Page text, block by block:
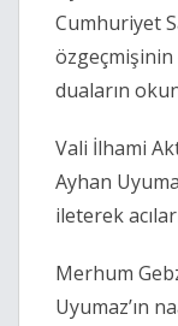
Cumhuriyet
özgeçmişinin
duaların
Vali İlhami
Ayhan
ileterek
Merhum
Uyumaz’ın